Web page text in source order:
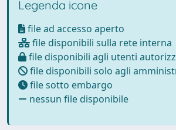
Legenda icone
file ad accesso aperto
file disponibili sulla rete interna
file disponibili agli utenti
file disponibili solo agli
file sotto embargo
nessun file disponibile